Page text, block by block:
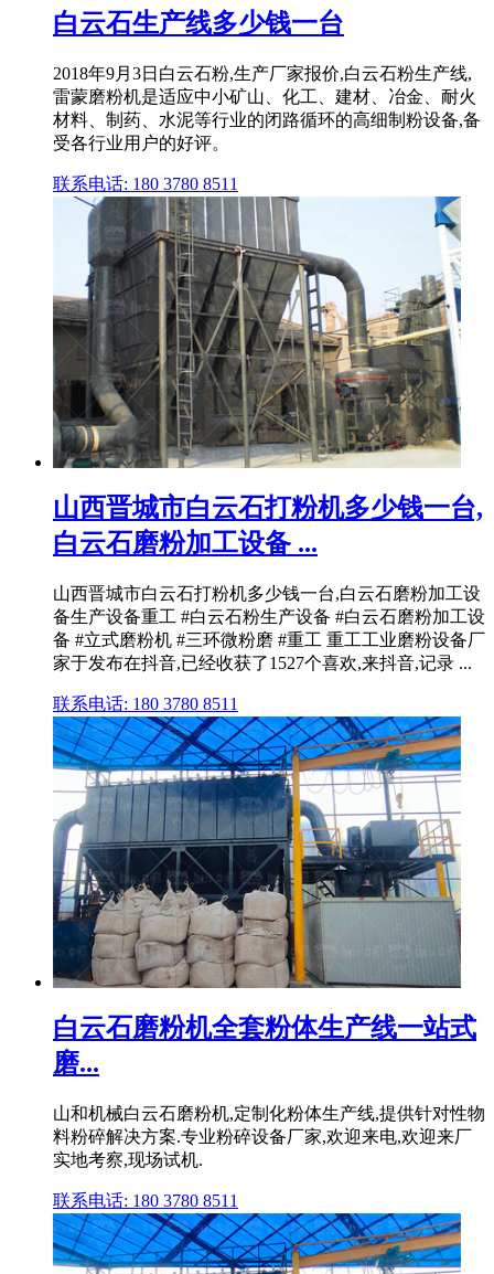
白云石生产线多少钱一台
2018年9月3日白云石粉,生产厂家报价,白云石粉生产线,
雷蒙磨粉机是适应中小矿山、化工、建材、冶金、耐火
材料、制药、水泥等行业的闭路循环的高细制粉设备,备
受各行业用户的好评。
联系电话: 180 3780 8511
山西晋城市白云石打粉机多少钱一台,
白云石磨粉加工设备 ...
山西晋城市白云石打粉机多少钱一台,白云石磨粉加工设
备生产设备重工 #白云石粉生产设备 #白云石磨粉加工设
备 #立式磨粉机 #三环微粉磨 #重工 重工工业磨粉设备厂
家于发布在抖音,已经收获了1527个喜欢,来抖音,记录 ...
联系电话: 180 3780 8511
白云石磨粉机全套粉体生产线一站式
磨...
山和机械白云石磨粉机,定制化粉体生产线,提供针对性物
料粉碎解决方案.专业粉碎设备厂家,欢迎来电,欢迎来厂
实地考察,现场试机.
联系电话: 180 3780 8511